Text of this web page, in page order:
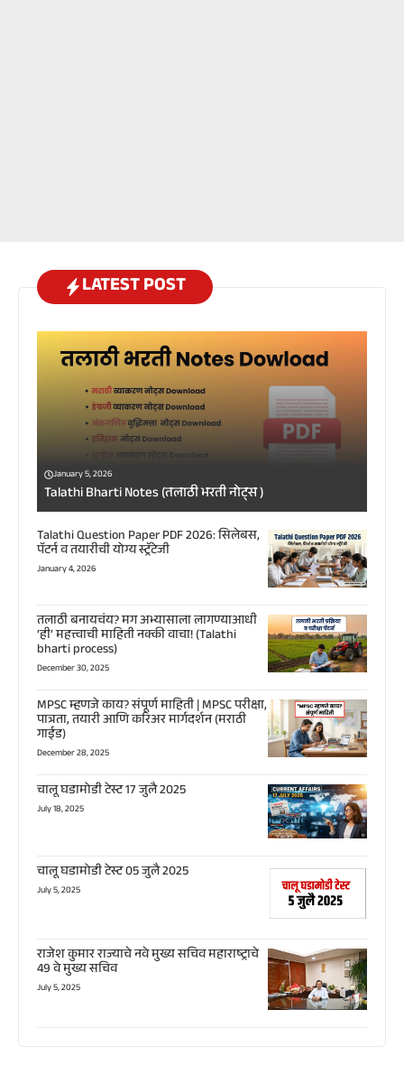
LATEST POST
January 5, 2026
Talathi Bharti Notes (तलाठी भरती नोट्स )
Talathi Question Paper PDF 2026: सिलेबस,
पॅटर्न व तयारीची योग्य स्ट्रॅटेजी
January 4, 2026
तलाठी बनायचंय? मग अभ्यासाला लागण्याआधी
‘ही’ महत्त्वाची माहिती नक्की वाचा! (Talathi
bharti process)
December 30, 2025
MPSC म्हणजे काय? संपूर्ण माहिती | MPSC परीक्षा,
पात्रता, तयारी आणि करिअर मार्गदर्शन (मराठी
गाईड)
December 28, 2025
चालू घडामोडी टेस्ट 17 जुलै 2025
July 18, 2025
चालू घडामोडी टेस्ट 05 जुलै 2025
July 5, 2025
राजेश कुमार राज्याचे नवे मुख्य सचिव महाराष्ट्राचे
49 वे मुख्य सचिव
July 5, 2025